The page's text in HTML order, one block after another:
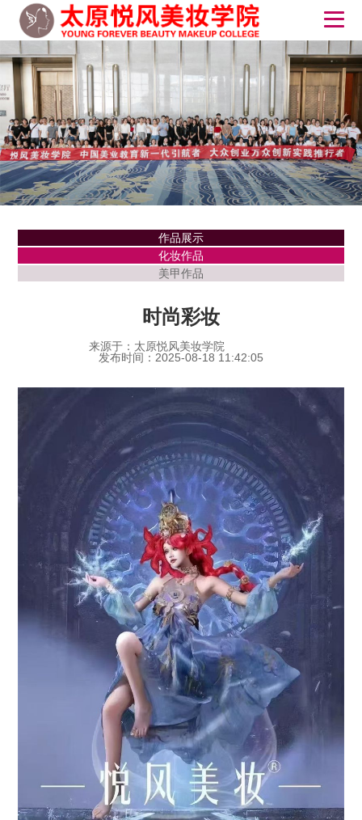
作品展示
化妆作品
美甲作品
时尚彩妆
来源于：太原悦风美妆学院
发布时间：2025-08-18 11:42:05